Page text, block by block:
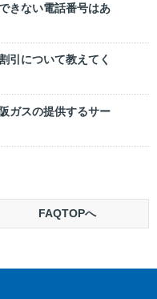
きない電話番号はあ
引について教えてく
ガスの提供するサー
FAQTOPへ